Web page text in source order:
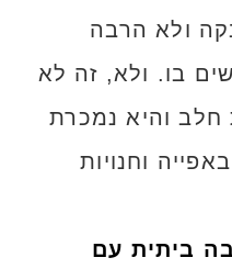
ולא הרבה
בו. ולא, זה לא
והיא נמכרת
וחנויות
ביתית עם